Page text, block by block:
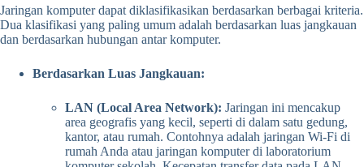
Jaringan komputer dapat diklasifikasikan berdasarkan berbagai kriteria.
Dua klasifikasi yang paling umum adalah berdasarkan luas jangkauan
dan berdasarkan hubungan antar komputer.
Berdasarkan Luas Jangkauan:
LAN (Local Area Network): Jaringan ini mencakup
area geografis yang kecil, seperti di dalam satu gedung,
kantor, atau rumah. Contohnya adalah jaringan Wi-Fi di
rumah Anda atau jaringan komputer di laboratorium